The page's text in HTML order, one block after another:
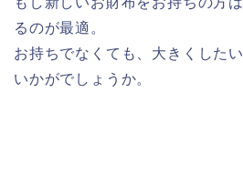
るのが最適。
お持ちでなくても、大きくした
いかがでしょうか。